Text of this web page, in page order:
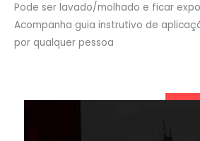
Pode ser lavado/molhado e ficar
Acompanha guia instrutivo de
por qualquer pessoa